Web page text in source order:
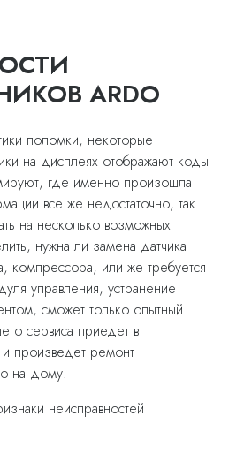
ARDO
поломки, некоторые
на дисплеях отображают коды
где именно произошла
все же недостаточно, так
на несколько возможных
нужна ли замена датчика
компрессора, или же требуется
управления, устранение
сможет только опытный
сервиса приедет в
произведет ремонт
на дому.
неисправностей